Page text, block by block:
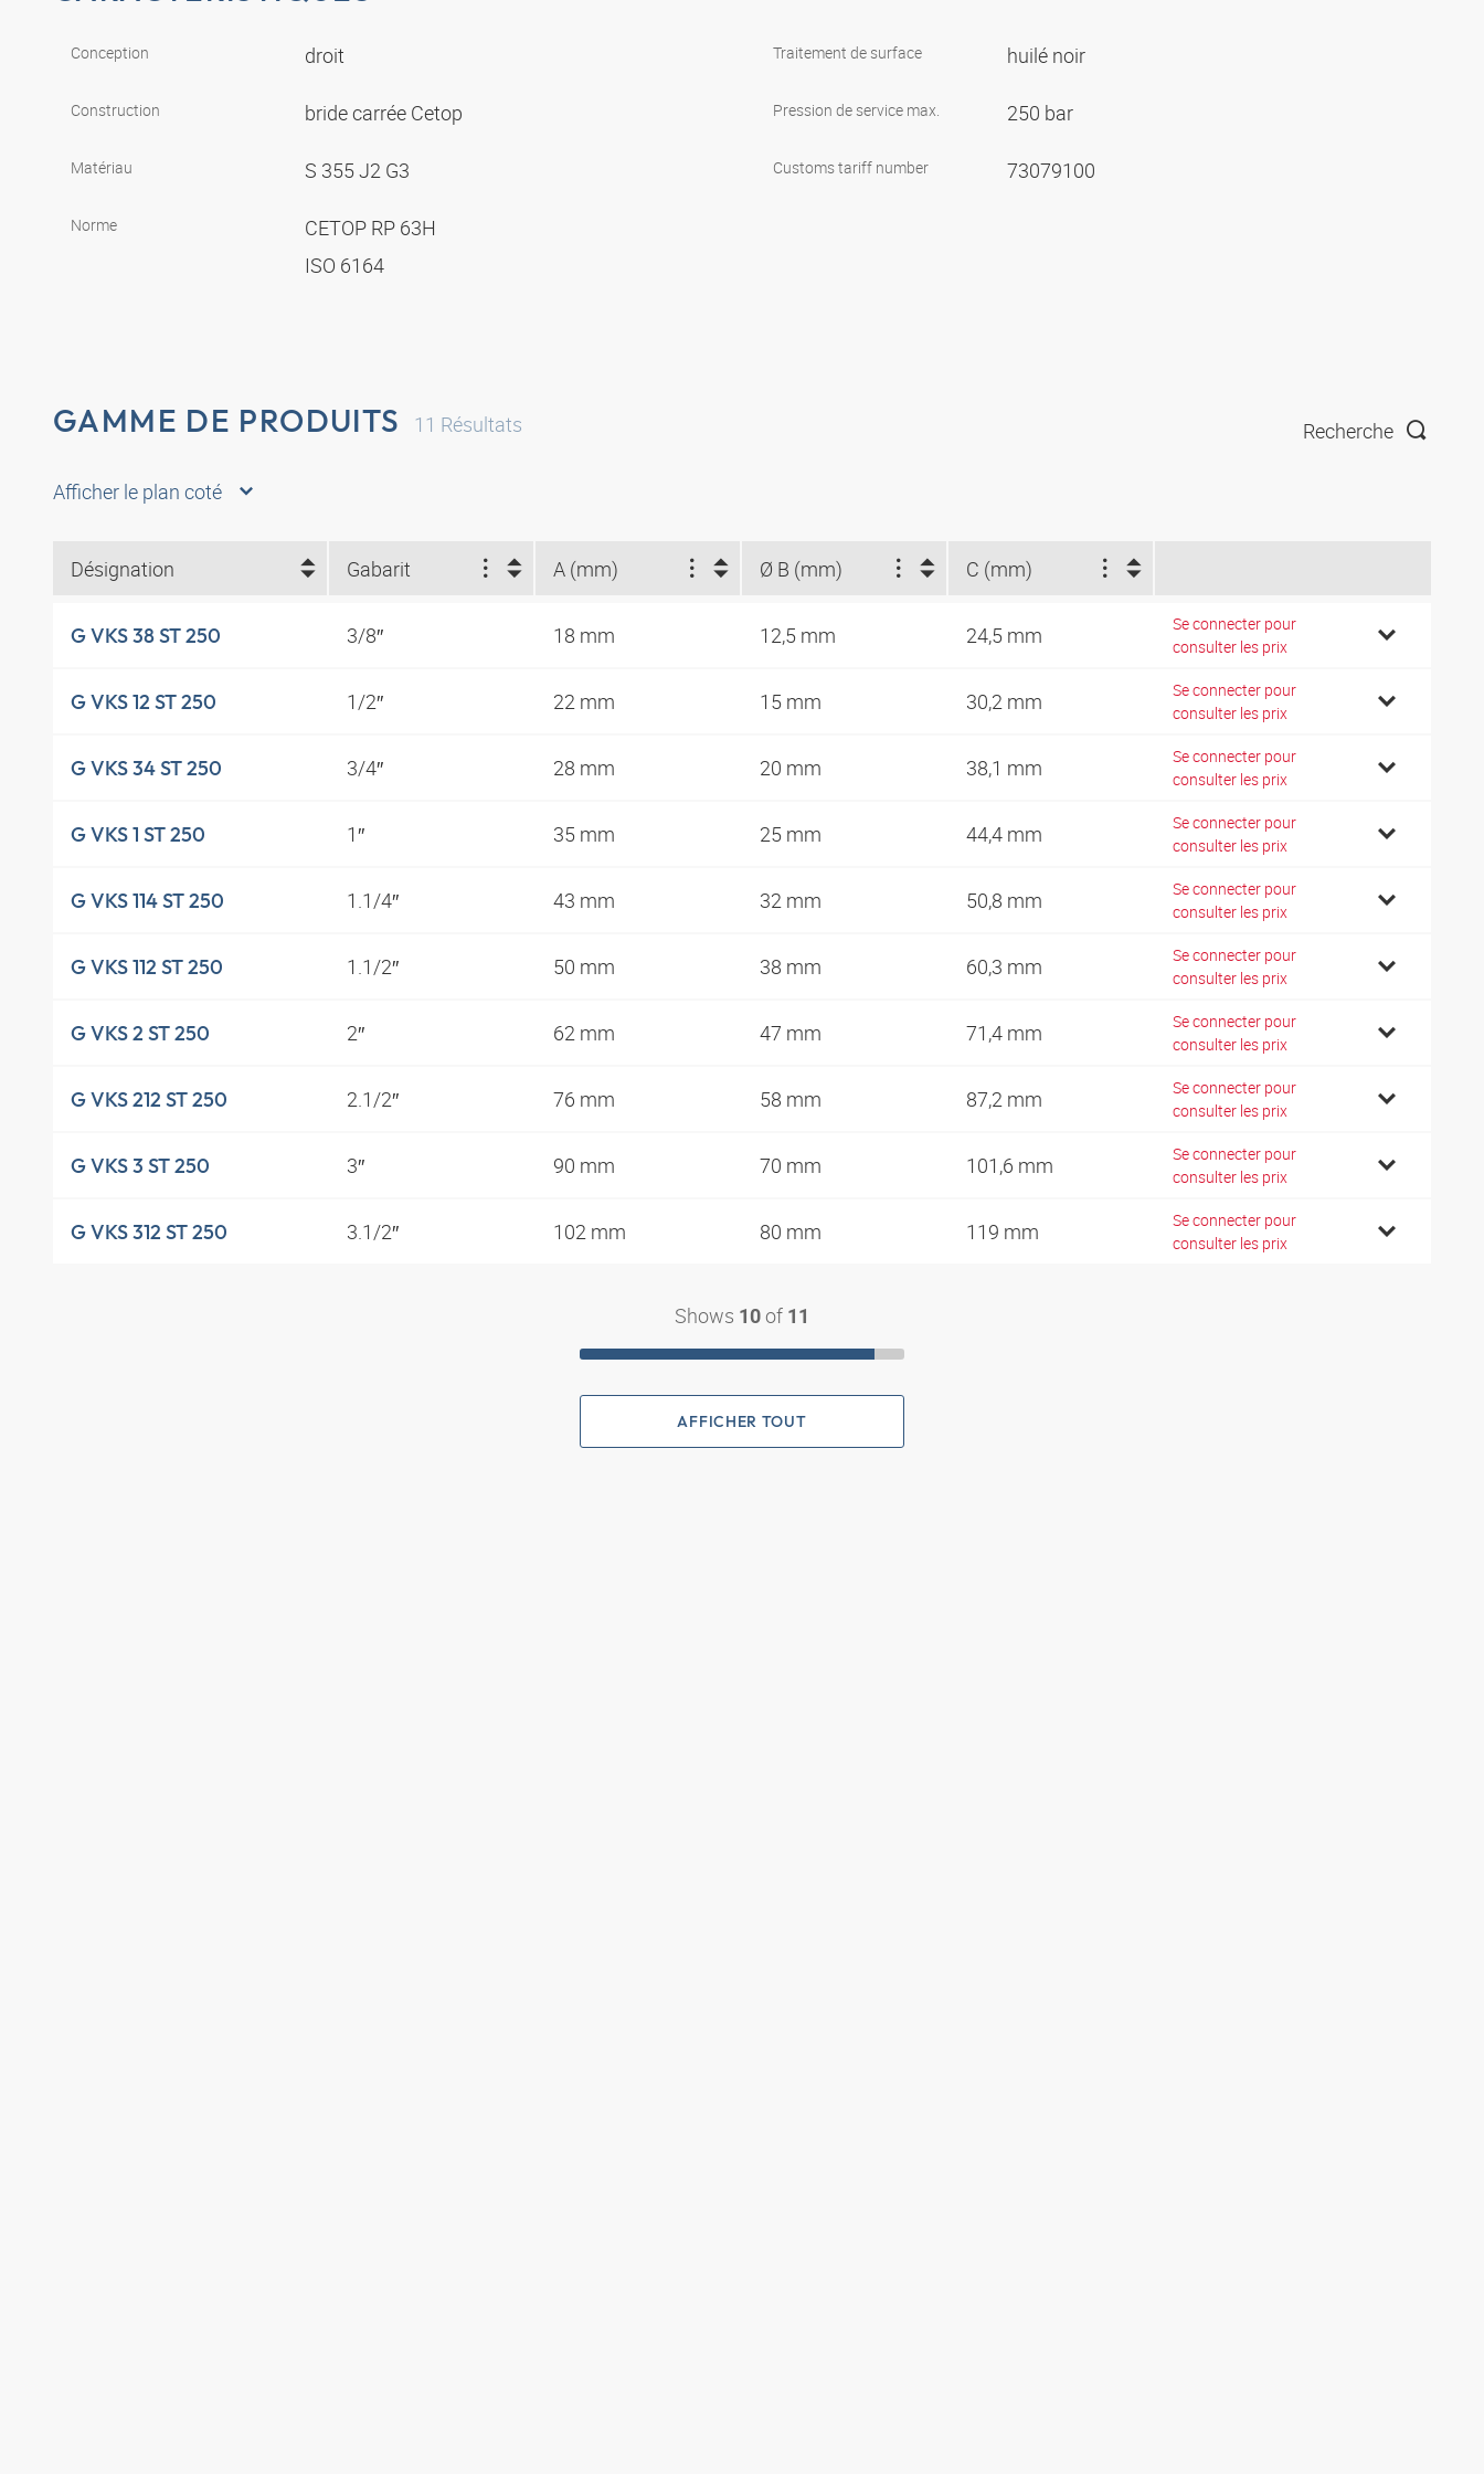
Conception droit
Construction bride carrée Cetop
Matériau S 355 J2 G3
Norme
CETOP RP 63H
ISO 6164
Traitement de surface huilé noir
Pression de service max. 250 bar
Customs tariff number 73079100
GAMME DE PRODUITS 11 Résultats Recherche
Afficher le plan coté
Désignation Gabarit A (mm) Ø B (mm) C (mm)
G VKS 38 ST 250 3/8″ 18 mm 12,5 mm 24,5 mm
Se connecter pour
consulter les prix
G VKS 12 ST 250 1/2″ 22 mm 15 mm 30,2 mm
Se connecter pour
consulter les prix
G VKS 34 ST 250 3/4″ 28 mm 20 mm 38,1 mm
Se connecter pour
consulter les prix
G VKS 1 ST 250 1″ 35 mm 25 mm 44,4 mm
Se connecter pour
consulter les prix
G VKS 114 ST 250 1.1/4″ 43 mm 32 mm 50,8 mm
Se connecter pour
consulter les prix
G VKS 112 ST 250 1.1/2″ 50 mm 38 mm 60,3 mm
Se connecter pour
consulter les prix
G VKS 2 ST 250 2″ 62 mm 47 mm 71,4 mm
Se connecter pour
consulter les prix
G VKS 212 ST 250 2.1/2″ 76 mm 58 mm 87,2 mm
Se connecter pour
consulter les prix
G VKS 3 ST 250 3″ 90 mm 70 mm 101,6 mm
Se connecter pour
consulter les prix
G VKS 312 ST 250 3.1/2″ 102 mm 80 mm 119 mm
Se connecter pour
consulter les prix
Shows 10 of 11
AFFICHER TOUT